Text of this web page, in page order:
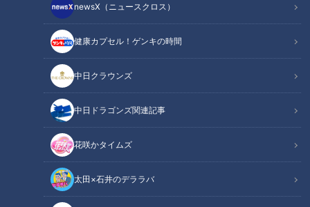
newsX（ニュースクロス）
健康カプセル！ゲンキの時間
中日クラウンズ
中日ドラゴンズ関連記事
花咲かタイムズ
太田×石井のデララバ
2024/01/05 20:00